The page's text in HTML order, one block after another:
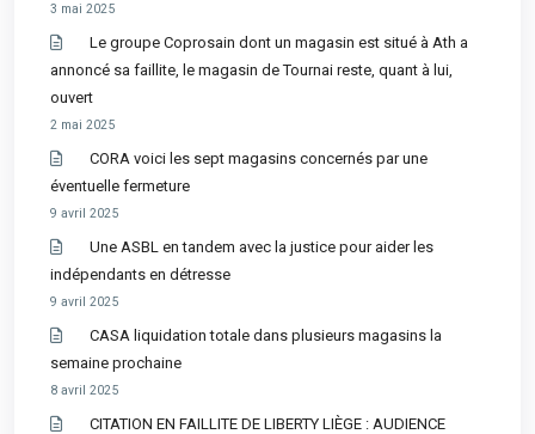
3 mai 2025
Le groupe Coprosain dont un magasin est situé à Ath a
annoncé sa faillite, le magasin de Tournai reste, quant à lui,
ouvert
2 mai 2025
CORA voici les sept magasins concernés par une
éventuelle fermeture
9 avril 2025
Une ASBL en tandem avec la justice pour aider les
indépendants en détresse
9 avril 2025
CASA liquidation totale dans plusieurs magasins la
semaine prochaine
8 avril 2025
CITATION EN FAILLITE DE LIBERTY LIÈGE : AUDIENCE